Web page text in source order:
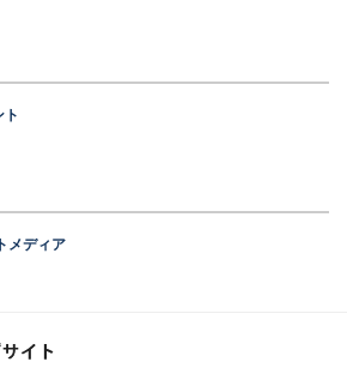
メディア